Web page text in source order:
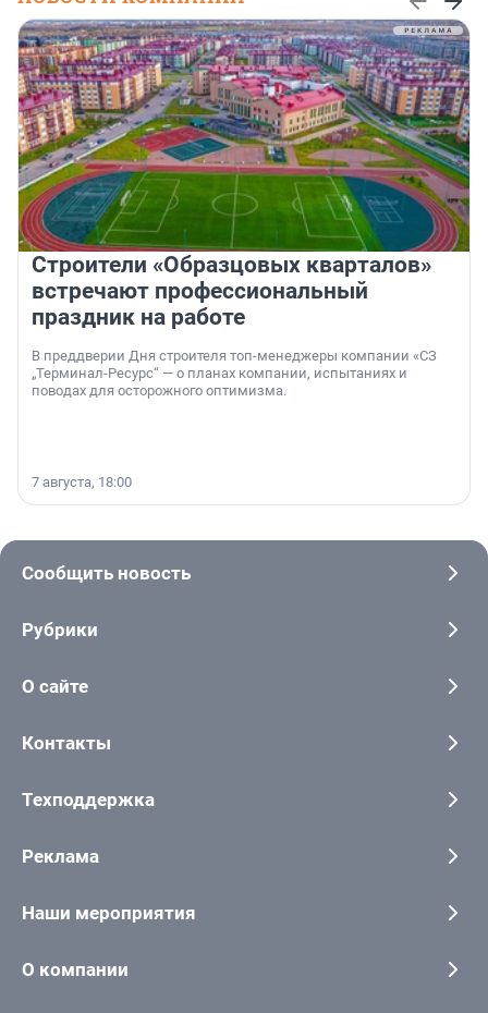
Строители «Образцовых кварталов»
встречают профессиональный
праздник на работе
В преддверии Дня строителя топ-менеджеры компании «СЗ
„Терминал-Ресурс“ — о планах компании, испытаниях и
поводах для осторожного оптимизма.
7 августа, 18:00
Сообщить новость
Рубрики
О сайте
Контакты
Техподдержка
Реклама
Наши мероприятия
О компании